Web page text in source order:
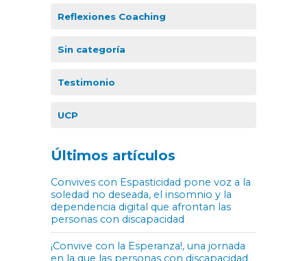
Reflexiones Coaching
Sin categoría
Testimonio
UCP
Últimos artículos
Convives con Espasticidad pone voz a la
soledad no deseada, el insomnio y la
dependencia digital que afrontan las
personas con discapacidad
¡Convive con la Esperanza!, una jornada
en la que las personas con discapacidad